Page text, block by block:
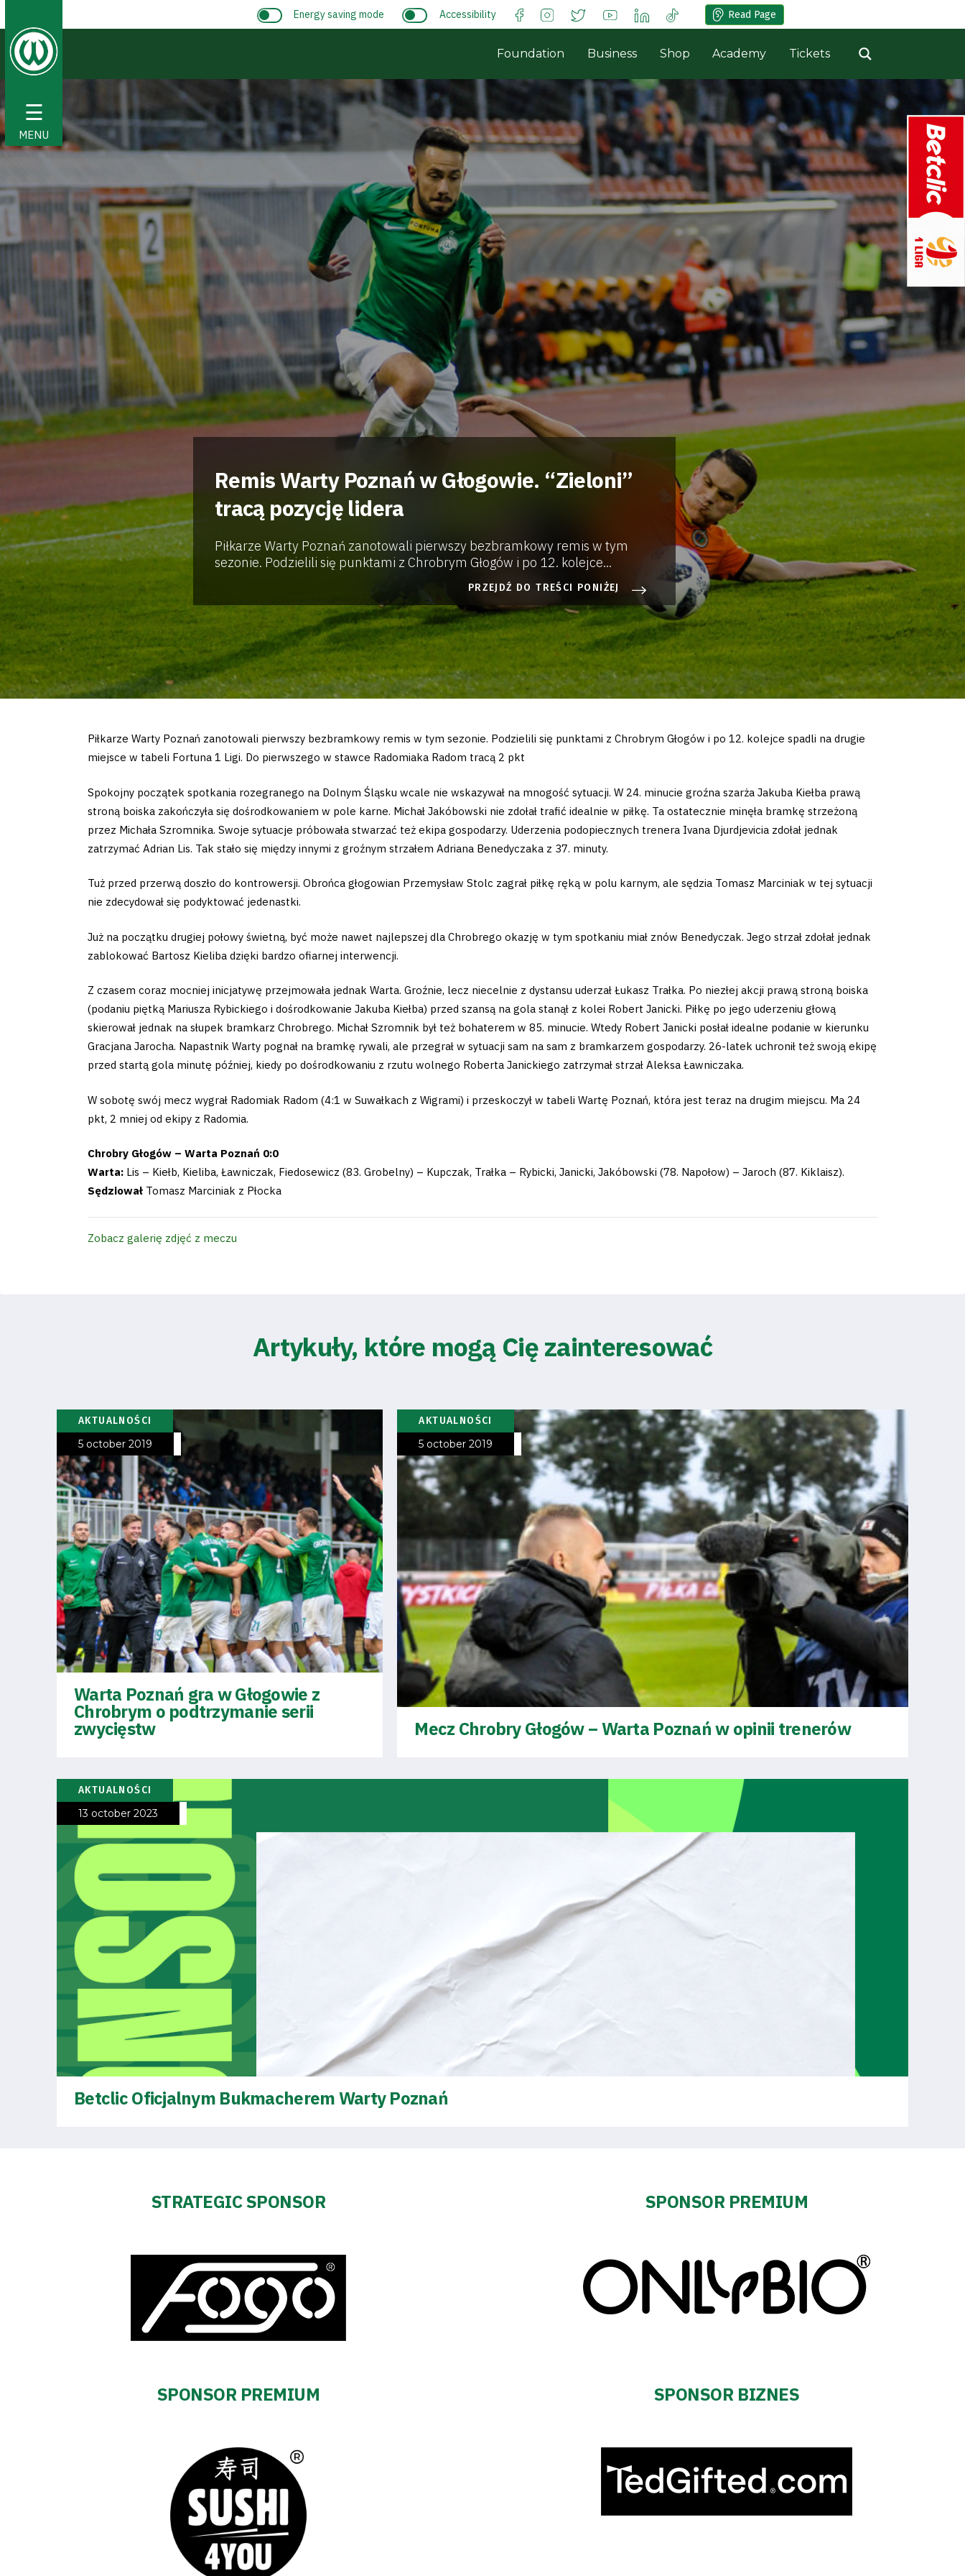
☰
MENU
schedule
Tickets
Contact
club
Warta
Foundation
Business
Shop
Privacy
policy
Regulations
Development
Plan
2024-
Strategy
2024-
Energy saving mode Accessibility Read Page
Foundation Business Shop Academy Tickets
Remis Warty Poznań w Głogowie. “Zieloni”
tracą pozycję lidera
Piłkarze Warty Poznań zanotowali pierwszy bezbramkowy remis w tym
sezonie. Podzielili się punktami z Chrobrym Głogów i po 12. kolejce...
PRZEJDŹ DO TREŚCI PONIŻEJ
Piłkarze Warty Poznań zanotowali pierwszy bezbramkowy remis w tym sezonie. Podzielili się punktami z Chrobrym Głogów i po 12. kolejce spadli na drugie
miejsce w tabeli Fortuna 1 Ligi. Do pierwszego w stawce Radomiaka Radom tracą 2 pkt
Spokojny początek spotkania rozegranego na Dolnym Śląsku wcale nie wskazywał na mnogość sytuacji. W 24. minucie groźna szarża Jakuba Kiełba prawą
stroną boiska zakończyła się dośrodkowaniem w pole karne. Michał Jakóbowski nie zdołał trafić idealnie w piłkę. Ta ostatecznie minęła bramkę strzeżoną
przez Michała Szromnika. Swoje sytuacje próbowała stwarzać też ekipa gospodarzy. Uderzenia podopiecznych trenera Ivana Djurdjevicia zdołał jednak
zatrzymać Adrian Lis. Tak stało się między innymi z groźnym strzałem Adriana Benedyczaka z 37. minuty.
Tuż przed przerwą doszło do kontrowersji. Obrońca głogowian Przemysław Stolc zagrał piłkę ręką w polu karnym, ale sędzia Tomasz Marciniak w tej sytuacji
nie zdecydował się podyktować jedenastki.
Już na początku drugiej połowy świetną, być może nawet najlepszej dla Chrobrego okazję w tym spotkaniu miał znów Benedyczak. Jego strzał zdołał jednak
zablokować Bartosz Kieliba dzięki bardzo ofiarnej interwencji.
Z czasem coraz mocniej inicjatywę przejmowała jednak Warta. Groźnie, lecz niecelnie z dystansu uderzał Łukasz Trałka. Po niezłej akcji prawą stroną boiska
(podaniu piętką Mariusza Rybickiego i dośrodkowanie Jakuba Kiełba) przed szansą na gola stanął z kolei Robert Janicki. Piłkę po jego uderzeniu głową
skierował jednak na słupek bramkarz Chrobrego. Michał Szromnik był też bohaterem w 85. minucie. Wtedy Robert Janicki posłał idealne podanie w kierunku
Gracjana Jarocha. Napastnik Warty pognał na bramkę rywali, ale przegrał w sytuacji sam na sam z bramkarzem gospodarzy. 26-latek uchronił też swoją ekipę
przed startą gola minutę później, kiedy po dośrodkowaniu z rzutu wolnego Roberta Janickiego zatrzymał strzał Aleksa Ławniczaka.
W sobotę swój mecz wygrał Radomiak Radom (4:1 w Suwałkach z Wigrami) i przeskoczył w tabeli Wartę Poznań, która jest teraz na drugim miejscu. Ma 24
pkt, 2 mniej od ekipy z Radomia.
Chrobry Głogów – Warta Poznań 0:0
Warta: Lis – Kiełb, Kieliba, Ławniczak, Fiedosewicz (83. Grobelny) – Kupczak, Trałka – Rybicki, Janicki, Jakóbowski (78. Napołow) – Jaroch (87. Kiklaisz).
Sędziował Tomasz Marciniak z Płocka
Zobacz galerię zdjęć z meczu
Artykuły, które mogą Cię zainteresować
AKTUALNOŚCI
5 october 2019
Warta Poznań gra w Głogowie z
Chrobrym o podtrzymanie serii
zwycięstw
AKTUALNOŚCI
5 october 2019
Mecz Chrobry Głogów – Warta Poznań w opinii trenerów
AKTUALNOŚCI
13 october 2023
Betclic Oficjalnym Bukmacherem Warty Poznań
STRATEGIC SPONSOR SPONSOR PREMIUM
SPONSOR PREMIUM SPONSOR BIZNES